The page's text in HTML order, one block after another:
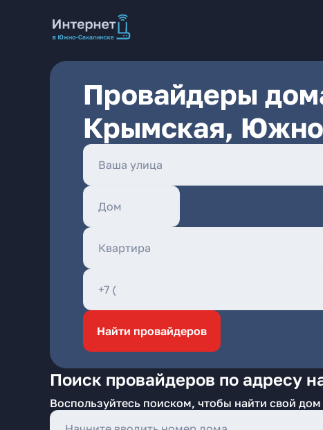
Провайдеры
Крымская,
Найти провайдеров
Поиск провайдеров по адресу
Воспользуйтесь поиском, чтобы найти свой дом